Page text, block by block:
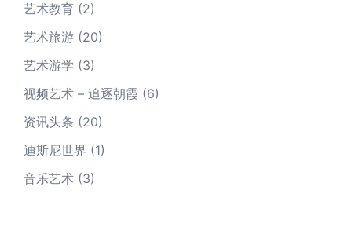
艺术教育 (2)
艺术旅游 (20)
艺术游学 (3)
视频艺术 – 追逐朝霞 (6)
资讯头条 (20)
迪斯尼世界 (1)
音乐艺术 (3)